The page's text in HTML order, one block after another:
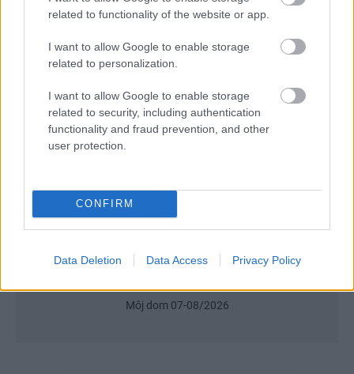
related to functionality of the website or app.
I want to allow Google to enable storage
related to personalization.
I want to allow Google to enable storage
related to security, including authentication
functionality and fraud prevention, and other
user protection.
CONFIRM
Data Deletion Data Access Privacy Policy
Najnovšie časopisy
Môj dom 07-08/2026